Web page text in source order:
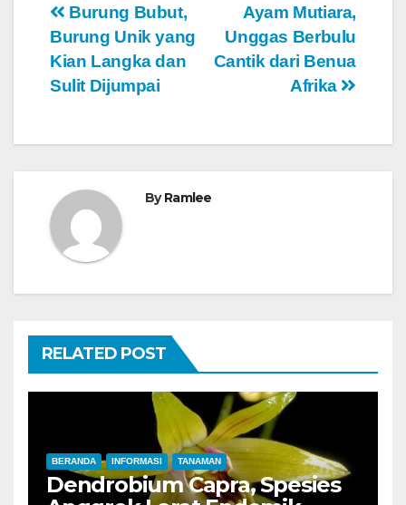
Navigasi
pos
Ayam Mutiara,
Unggas Berbulu
Cantik dari Benua
Afrika
Burung Bubut,
Burung Unik yang
Kian Langka dan
Sulit Dijumpai
ByRamlee
RELATED POST
BERANDA INFORMASI TANAMAN
Dendrobium Capra, Spesies